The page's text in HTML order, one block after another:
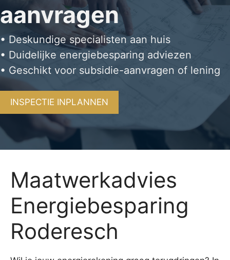
aanvragen
• Deskundige specialisten aan huis
• Duidelijke energiebesparing adviezen
• Geschikt voor subsidie-aanvragen of lening
INSPECTIE INPLANNEN
Maatwerkadvies
Energiebesparing
Roderesch